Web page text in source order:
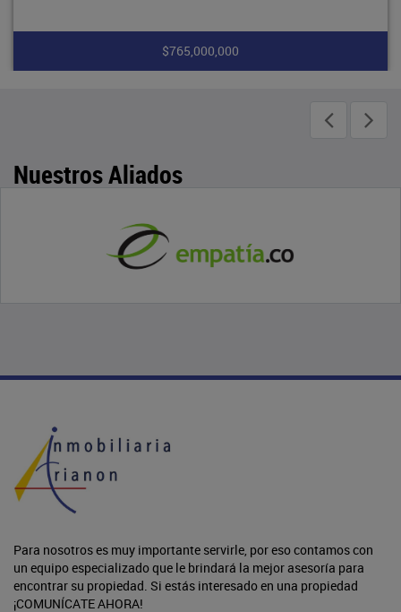
$765,000,000
Nuestros Aliados
Para nosotros es muy importante servirle, por eso contamos con
un equipo especializado que le brindará la mejor asesoría para
encontrar su propiedad. Si estás interesado en una propiedad
¡COMUNÍCATE AHORA!